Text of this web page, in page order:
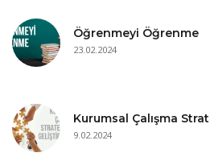
Öğrenmeyi Öğrenme
23.02.2024
Kurumsal Çalışma
9.02.2024